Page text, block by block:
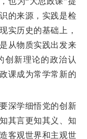
的来源，实践是检
实历史的基础上，
从物质实践出发来
创新理论的政治认
课成为常学常新的
深学细悟党的创新
其言更知其义、知
客观世界和主观世